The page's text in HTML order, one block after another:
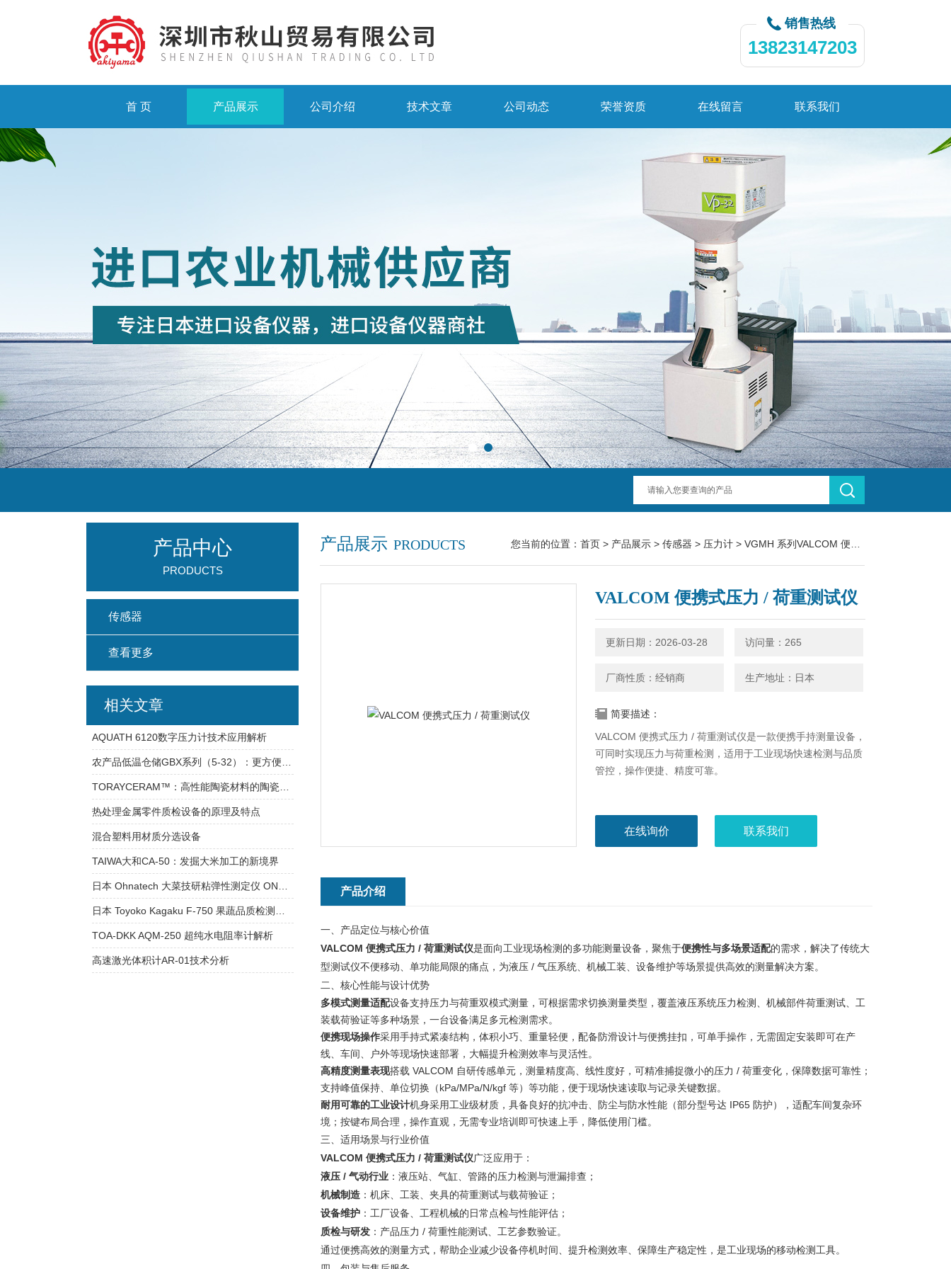
销售热线
13823147203
首 页 产品展示 公司介绍 技术文章 公司动态 荣誉资质 在线留言 联系我们
产品展示 PRODUCTS 您当前的位置： 首页 > 产品展示 > 传感器 > 压力计 > VGMH 系列VALCOM 便携式压力 / 荷重测试仪
VALCOM 便携式压力 / 荷重测试仪
更新日期：2026-03-28 访问量：265
厂商性质：经销商 生产地址：日本
简要描述：
VALCOM 便携式压力 / 荷重测试仪是一款便携手持测量设备，
可同时实现压力与荷重检测，适用于工业现场快速检测与品质
管控，操作便捷、精度可靠。
在线询价 联系我们
产品介绍
一、产品定位与核心价值
VALCOM 便携式压力 / 荷重测试仪是面向工业现场检测的多功能测量设备，聚焦于便携性与多场景适配的需求，解决了传统大
型测试仪不便移动、单功能局限的痛点，为液压 / 气压系统、机械工装、设备维护等场景提供高效的测量解决方案。
二、核心性能与设计优势
多模式测量适配设备支持压力与荷重双模式测量，可根据需求切换测量类型，覆盖液压系统压力检测、机械部件荷重测试、工
装载荷验证等多种场景，一台设备满足多元检测需求。
便携现场操作采用手持式紧凑结构，体积小巧、重量轻便，配备防滑设计与便携挂扣，可单手操作，无需固定安装即可在产
线、车间、户外等现场快速部署，大幅提升检测效率与灵活性。
高精度测量表现搭载 VALCOM 自研传感单元，测量精度高、线性度好，可精准捕捉微小的压力 / 荷重变化，保障数据可靠性；
支持峰值保持、单位切换（kPa/MPa/N/kgf 等）等功能，便于现场快速读取与记录关键数据。
耐用可靠的工业设计机身采用工业级材质，具备良好的抗冲击、防尘与防水性能（部分型号达 IP65 防护），适配车间复杂环
境；按键布局合理，操作直观，无需专业培训即可快速上手，降低使用门槛。
三、适用场景与行业价值
VALCOM 便携式压力 / 荷重测试仪广泛应用于：
液压 / 气动行业 ：液压站、气缸、管路的压力检测与泄漏排查；
机械制造 ：机床、工装、夹具的荷重测试与载荷验证；
设备维护 ：工厂设备、工程机械的日常点检与性能评估；
质检与研发 ：产品压力 / 荷重性能测试、工艺参数验证。
通过便携高效的测量方式，帮助企业减少设备停机时间、提升检测效率、保障生产稳定性，是工业现场的移动检测工具。
产品中心
PRODUCTS
传感器
查看更多
相关文章
AQUATH 6120数字压力计技术应用解析
热处理金属零件质检设备的原理及特点
混合塑料用材质分选设备
TAIWA大和CA-50：发掘大米加工的新境界
TOA-DKK AQM-250 超纯水电阻率计解析
高速激光体积计AR-01技术分析